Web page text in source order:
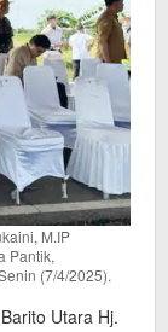
M.IP
Pantik,
(7/4/2025).
Utara Hj.